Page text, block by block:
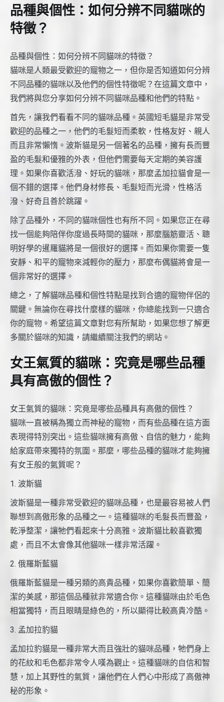
品種與個性：如何分辨不同貓咪的
特徵？
品種與個性：如何分辨不同貓咪的特徵？
貓咪是人類最受歡迎的寵物之一，但你是否知道如何分辨
不同品種的貓咪以及他們的個性特徵呢？在這篇文章中，
我們將與您分享如何分辨不同貓咪品種和他們的特點。
首先，讓我們看看不同的貓咪品種。英國短毛貓是非常受
歡迎的品種之一，他們的毛髮短而柔軟，性格友好、親人
而且非常懶惰。波斯貓是另一個著名的品種，擁有長而豐
盈的毛髮和優雅的外表，但他們需要每天定期的美容護
理。如果你喜歡活潑、好玩的貓咪，那麼孟加拉貓會是一
個不錯的選擇。他們身材修長、毛髮短而光滑，性格活
潑、好奇且善於跳躍。
除了品種外，不同的貓咪個性也有所不同。如果您正在尋
找一個能夠陪伴你度過長時間的貓咪，那麼腦筋靈活、聰
明好學的暹羅貓將是一個很好的選擇。而如果你需要一隻
安靜、和平的寵物來減輕你的壓力，那麼布偶貓將會是一
個非常好的選擇。
總之，了解貓咪品種和個性特點是找到合適的寵物伴侶的
關鍵。無論你在尋找什麼樣的貓咪，你總能找到一只適合
你的寵物。希望這篇文章對您有所幫助，如果您想了解更
多關於貓咪的知識，請繼續關注我們的網站。
女王氣質的貓咪：究竟是哪些品種
具有高傲的個性？
女王氣質的貓咪：究竟是哪些品種具有高傲的個性？
貓咪一直被稱為獨立而神秘的寵物，而有些品種在這方面
表現得特別突出。這些貓咪擁有高傲、自信的魅力，能夠
給家庭帶來獨特的氛圍。那麼，哪些品種的貓咪才能夠擁
有女王般的氣質呢？
1. 波斯貓
波斯貓是一種非常受歡迎的貓咪品種，也是最容易被人們
聯想到高傲形象的品種之一。這種貓咪的毛髮長而豐盈，
乾淨整潔，讓牠們看起來十分高雅。波斯貓比較喜歡獨
處，而且不太會像其他貓咪一樣非常活躍。
2. 俄羅斯藍貓
俄羅斯藍貓是一種另類的高貴品種，如果你喜歡簡單、簡
潔的美感，那這個品種就非常適合你。這種貓咪由於毛色
相當獨特，而且眼睛是綠色的，所以顯得比較高貴冷酷。
3. 孟加拉豹貓
孟加拉豹貓是一種非常大而且強壯的貓咪品種，牠們身上
的花紋和毛色都非常令人嘆為觀止。這種貓咪的自信和智
慧，加上其野性的氣質，讓他們在人們心中形成了高傲神
秘的形象。